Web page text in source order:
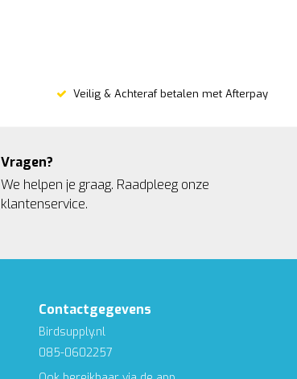
Veilig & Achteraf betalen met Afterpay
Vragen?
We helpen je graag. Raadpleeg onze
klantenservice.
Contactgegevens
Birdsupply.nl
085-0602257